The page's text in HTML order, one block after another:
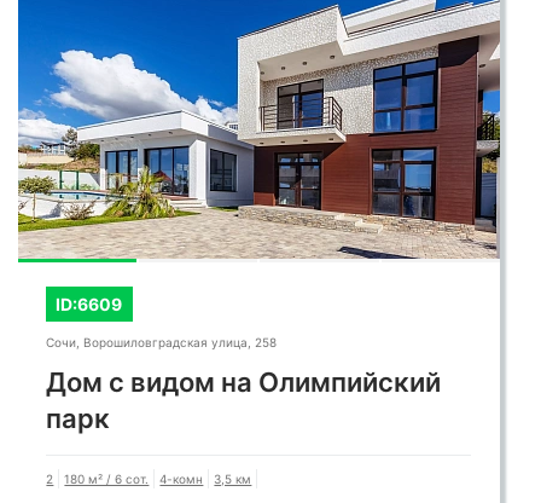
ID:6609
Сочи, Ворошиловградская улица, 258
Дом с видом на Олимпийский
парк
2 180 м² / 6 сот. 4-комн 3,5 км